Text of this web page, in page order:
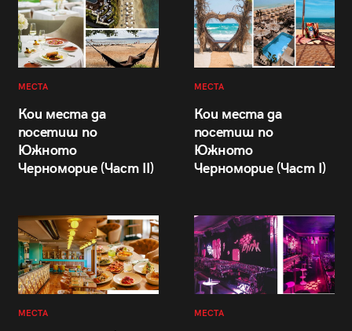
МЕСТА
Кои места да
посетиш по
Южното
Черноморие (Част II)
МЕСТА
Кои места да
посетиш по
Южното
Черноморие (Част I)
МЕСТА МЕСТА